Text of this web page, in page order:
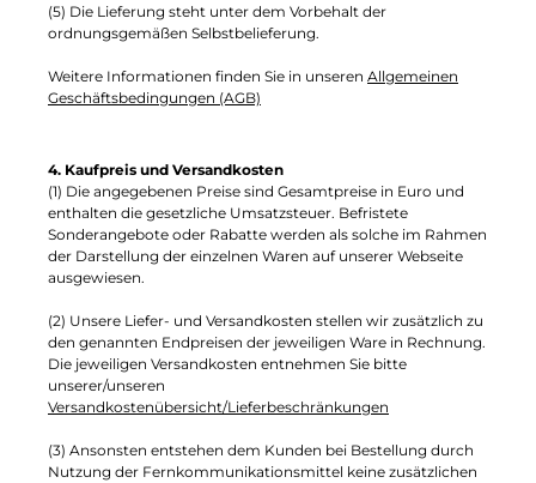
(5) Die Lieferung steht unter dem Vorbehalt der
ordnungsgemäßen Selbstbelieferung.
Weitere Informationen finden Sie in unseren Allgemeinen
Geschäftsbedingungen (AGB)
4. Kaufpreis und Versandkosten
(1) Die angegebenen Preise sind Gesamtpreise in Euro und
enthalten die gesetzliche Umsatzsteuer. Befristete
Sonderangebote oder Rabatte werden als solche im Rahmen
der Darstellung der einzelnen Waren auf unserer Webseite
ausgewiesen.
(2) Unsere Liefer- und Versandkosten stellen wir zusätzlich zu
den genannten Endpreisen der jeweiligen Ware in Rechnung.
Die jeweiligen Versandkosten entnehmen Sie bitte
unserer/unseren
Versandkostenübersicht/Lieferbeschränkungen
(3) Ansonsten entstehen dem Kunden bei Bestellung durch
Nutzung der Fernkommunikationsmittel keine zusätzlichen